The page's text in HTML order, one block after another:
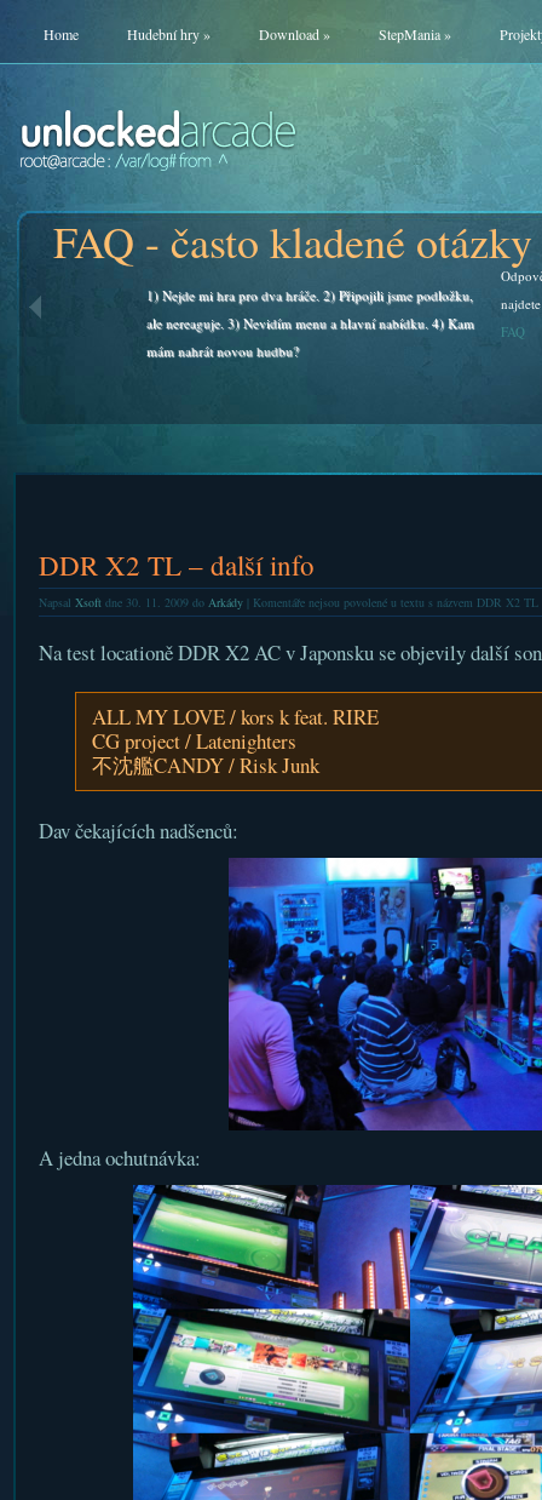
Home Hudební hry» Download» StepMania»
FAQ - často kladené otázky
1) Nejde mi hra pro dva hráče. 2) Připojili jsme podložku,
ale nereaguje. 3) Nevidím menu a hlavní nabídku. 4) Kam
mám nahrát novou hudbu?
FAQ
DDR X2 TL – další info
Napsal Xsoftdne 30. 11. 2009 do Arkády| Komentáře nejsou povolenéu textu s názvem DDR X2 TL
Na test locationě DDR X2 AC v Japonsku se objevily další
ALL MY LOVE / kors k feat. RIRE
CG project / Latenighters
不沈艦CANDY / Risk Junk
Dav čekajících nadšenců:
A jedna ochutnávka: